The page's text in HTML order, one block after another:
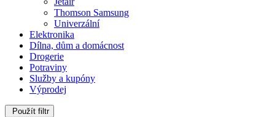
Thomson Samsung
Univerzální
Elektronika
Dílna, dům a domácnost
Drogerie
Potraviny
Služby a kupóny
Výprodej
Použít filtr